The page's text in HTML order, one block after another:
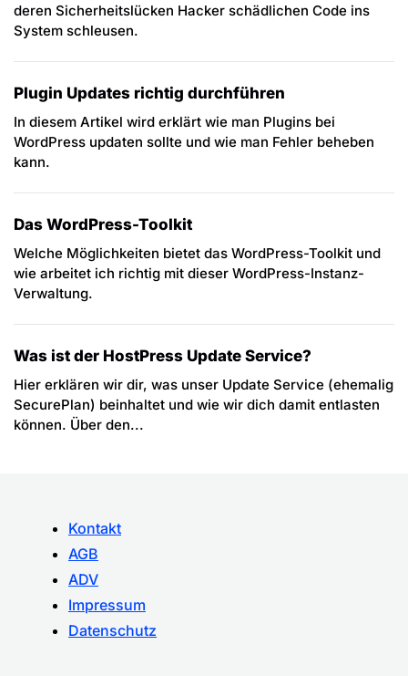
deren Sicherheitslücken Hacker schädlichen Code ins
System schleusen.
Plugin Updates richtig durchführen
In diesem Artikel wird erklärt wie man Plugins bei
WordPress updaten sollte und wie man Fehler beheben
kann.
Das WordPress-Toolkit
Welche Möglichkeiten bietet das WordPress-Toolkit und
wie arbeitet ich richtig mit dieser WordPress-Instanz-
Verwaltung.
Was ist der HostPress Update Service?
Hier erklären wir dir, was unser Update Service (ehemalig
SecurePlan) beinhaltet und wie wir dich damit entlasten
können. Über den...
Kontakt
AGB
ADV
Impressum
Datenschutz